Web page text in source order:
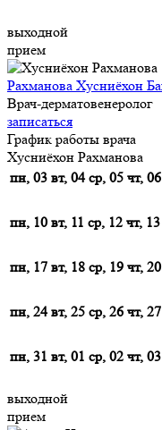
выходной
прием
Рахманова Хусниёхон
Врач-дерматовенеролог
записаться
График работы врача
Хусниёхон Рахманова
пн, 03 вт, 04 ср, 05 чт, 06
пн, 10 вт, 11 ср, 12 чт, 13
пн, 17 вт, 18 ср, 19 чт, 20
пн, 24 вт, 25 ср, 26 чт, 27
пн, 31 вт, 01 ср, 02 чт, 03
выходной
прием